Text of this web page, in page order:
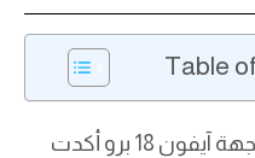
Table
تسريبات جديدة حول تصميم واجهة آيفون 18 برو أكدت